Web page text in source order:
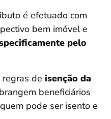
é efetuado com
bem imóvel e
pelo
de isenção da
beneficiários
pode ser isento e